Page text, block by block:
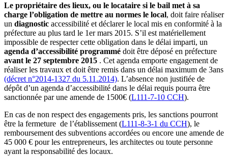
Le propriétaire des lieux, ou le locataire si le bail met à sa
charge l’obligation de mettre au normes le local, doit faire réaliser
un diagnostic accessibilité et déclarer le local mis en conformité à la
préfecture au plus tard le 1er mars 2015. S’il est matériellement
impossible de respecter cette obligation dans le délai imparti, un
agenda d’accessibilité programmé doit être déposé en préfecture
avant le 27 septembre 2015 . Cet agenda emporte engagement de
réaliser les travaux et doit être remis dans un délai maximum de 3ans
(décret n°2014-1327 du 5.11.2014). L’absence non justifiée de
dépôt d’un agenda d’accessibilité dans le délai requis pourra être
sanctionnée par une amende de 1500€ (L111-7-10 CCH).
En cas de non respect des engagements pris, les sanctions pourront
être la fermeture de l’établissement (L111-8-3-1 du CCH), le
remboursement des subventions accordées ou encore une amende de
45 000 € pour les entrepreneurs, les architectes ou toute personne
ayant la responsabilité des locaux.